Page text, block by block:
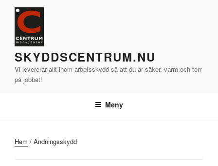
Hoppa
innehåll
SKYDDSCENTRUM.NU
Vi levererar allt inom arbetsskydd så att du är säker, varm och torr
på jobbet!
Meny
Hem / Andningsskydd